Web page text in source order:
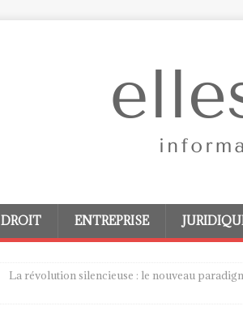
DROIT ENTREPRISE
La révolution silencieuse : le nouveau